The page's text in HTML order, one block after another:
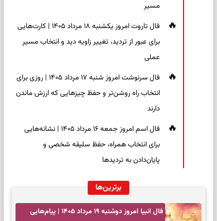
مسیر
فال تاروت امروز یکشنبه ۱۸ مرداد ۱۴۰۵ | کارت‌هایی
برای عبور از تردید، تغییر زاویه دید و انتخاب مسیر
عملی
فال سرنوشت امروز شنبه ۱۷ مرداد ۱۴۰۵ | روزی برای
انتخاب راه روشن‌تر و حفظ چیزهایی که ارزش ماندن
دارند
فال اسم امروز جمعه ۱۶ مرداد ۱۴۰۵ | نشانه‌هایی
برای انتخاب همراه، حفظ سلیقه شخصی و
پایان‌دادن به تردیدها
برترین‌ها
فال انبیا امروز دوشنبه ۱۹ مرداد ۱۴۰۵ | پیام‌هایی